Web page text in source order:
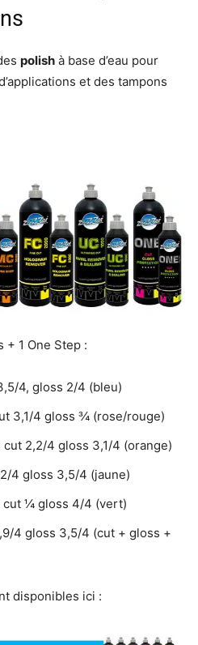
polish à base d’eau pour
et des tampons
1 One Step :
4, gloss 2/4 (bleu)
3,1/4 gloss ¾ (rose/rouge)
2,2/4 gloss 3,1/4 (orange)
4 gloss 3,5/4 (jaune)
cut ¼ gloss 4/4 (vert)
4 gloss 3,5/4 (cut + gloss +
disponibles ici :